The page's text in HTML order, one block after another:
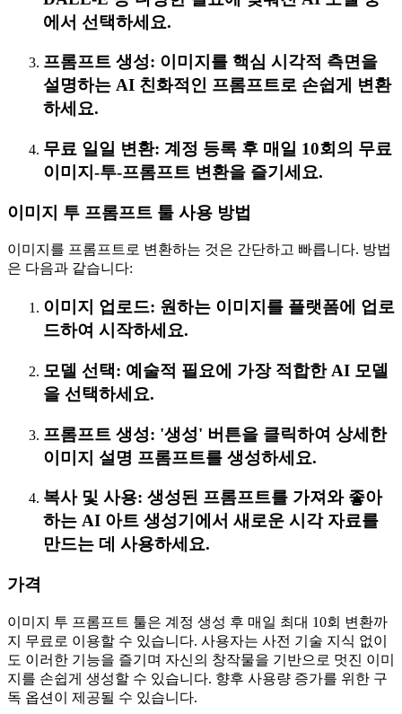
에서 선택하세요.
프롬프트 생성: 이미지를 핵심 시각적 측면을
설명하는 AI 친화적인 프롬프트로 손쉽게 변환
하세요.
무료 일일 변환: 계정 등록 후 매일 10회의 무료
이미지-투-프롬프트 변환을 즐기세요.
이미지 투 프롬프트 툴 사용 방법
이미지를 프롬프트로 변환하는 것은 간단하고 빠릅니다. 방법
은 다음과 같습니다:
이미지 업로드: 원하는 이미지를 플랫폼에 업로
드하여 시작하세요.
모델 선택: 예술적 필요에 가장 적합한 AI 모델
을 선택하세요.
프롬프트 생성: '생성' 버튼을 클릭하여 상세한
이미지 설명 프롬프트를 생성하세요.
복사 및 사용: 생성된 프롬프트를 가져와 좋아
하는 AI 아트 생성기에서 새로운 시각 자료를
만드는 데 사용하세요.
가격
이미지 투 프롬프트 툴은 계정 생성 후 매일 최대 10회 변환까
지 무료로 이용할 수 있습니다. 사용자는 사전 기술 지식 없이
도 이러한 기능을 즐기며 자신의 창작물을 기반으로 멋진 이미
지를 손쉽게 생성할 수 있습니다. 향후 사용량 증가를 위한 구
독 옵션이 제공될 수 있습니다.